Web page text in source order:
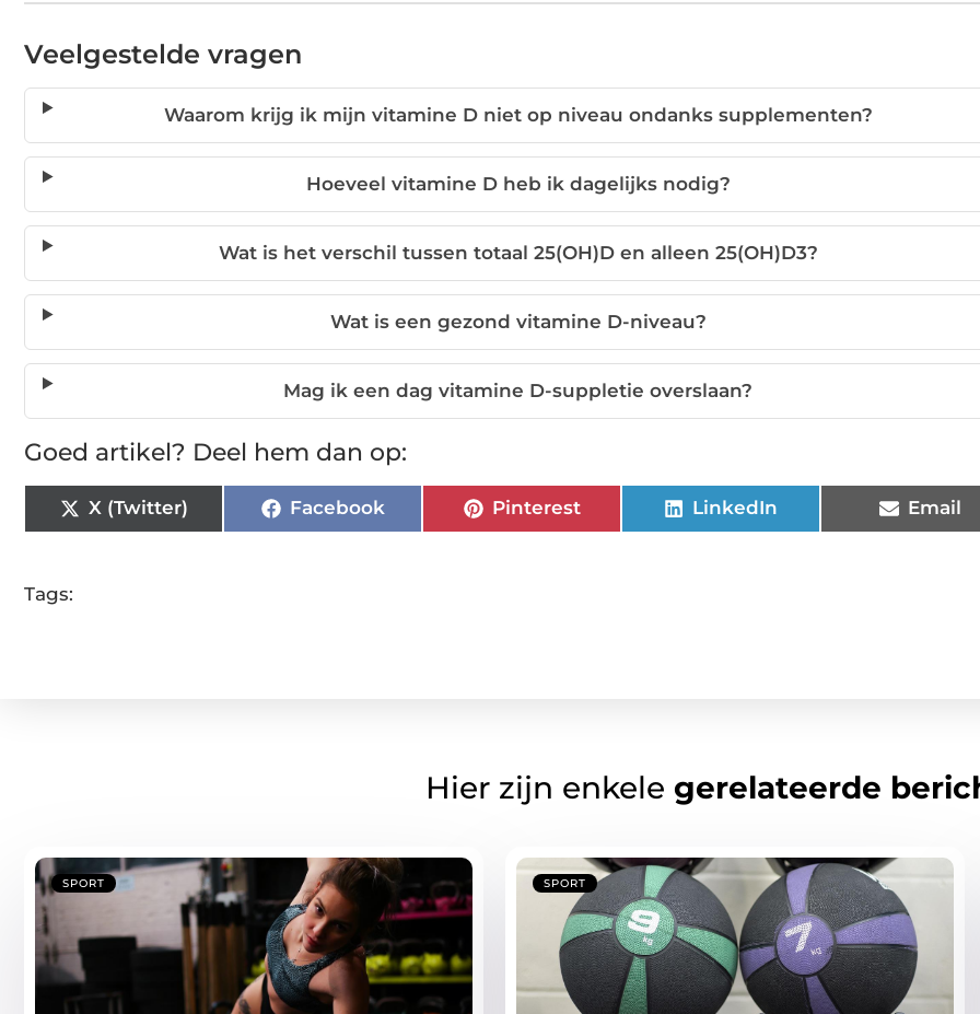
Veelgestelde vragen
Waarom krijg ik mijn vitamine D niet op niveau ondanks supplementen?
Hoeveel vitamine D heb ik dagelijks nodig?
Wat is het verschil tussen totaal 25(OH)D en alleen 25(OH)D3?
Wat is een gezond vitamine D-niveau?
Mag ik een dag vitamine D-suppletie overslaan?
Goed artikel? Deel hem dan op:
X (Twitter) Facebook Pinterest LinkedIn Email
Tags:
Hier zijn enkele gerelateerde
SPORT SPORT